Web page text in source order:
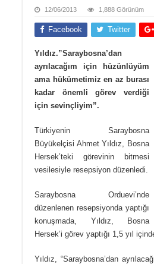
12/06/2013 1,888 Görünüm
Facebook Twitter
Yıldız.”Saraybosna’dan
ayrılacağım için hüzünlüyüm
ama hükümetimiz en az burası
kadar önemli görev verdiği
için sevinçliyim”.
Türkiyenin Saraybosna
Büyükelçisi Ahmet Yıldız, Bosna
Hersek’teki görevinin bitmesi
vesilesiyle resepsiyon düzenledi.
Saraybosna Orduevi’nde
düzenlenen resepsiyonda yaptığı
konuşmada, Yıldız, Bosna
Hersek’i görev yaptığı 1,5 yıl
Yıldız, “Saraybosna’dan